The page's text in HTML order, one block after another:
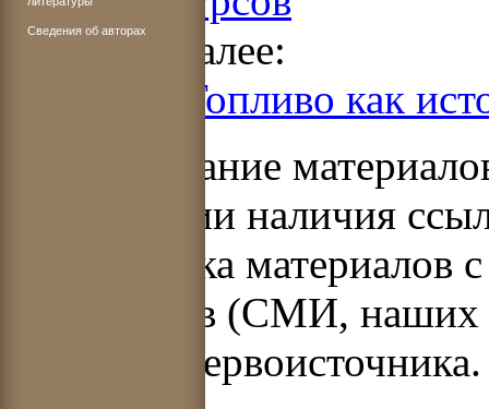
Читать далее:
Раздел 6. Топливо как
Сведения об авторах
Использование
при условии наличия
Перепечатка материалов
источников (СМИ, наших
указания первоисточника.